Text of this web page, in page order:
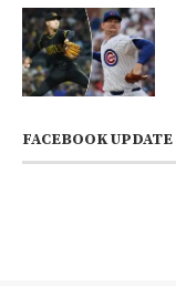
FACEBOOK UPDATE